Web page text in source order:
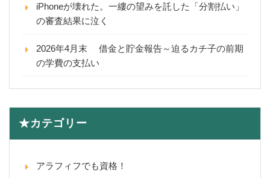
iPhoneが壊れた。一縷の望みを託した「分割払い」
の審査結果に泣く
2026年4月末 借金と貯金報告～迫るカチ子の前期
の学費の支払い
★カテゴリー
アラフィフでも資格！